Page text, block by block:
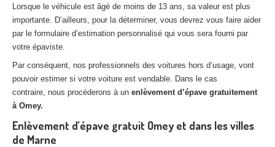
Lorsque le véhicule est âgé de moins de 13 ans, sa valeur est plus
importante. D’ailleurs, pour la déterminer, vous devrez vous faire aider
par le formulaire d’estimation personnalisé qui vous sera fourni par
votre épaviste.
Par conséquent, nos professionnels des voitures hors d’usage, vont
pouvoir estimer si votre voiture est vendable. Dans le cas
contraire, nous procéderons à un enlèvement d’épave gratuitement
à Omey.
Enlèvement d’épave gratuit Omey et dans les villes
de Marne